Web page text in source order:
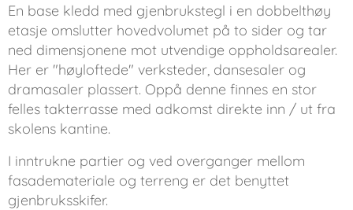
En base kledd med gjenbrukstegl i en dobbelthøy
etasje omslutter hovedvolumet på to sider og tar
ned dimensjonene mot utvendige oppholdsarealer.
Her er "høyloftede" verksteder, dansesaler og
dramasaler plassert. Oppå denne finnes en stor
felles takterrasse med adkomst direkte inn / ut fra
skolens kantine.
I inntrukne partier og ved overganger mellom
fasademateriale og terreng er det benyttet
gjenbruksskifer.